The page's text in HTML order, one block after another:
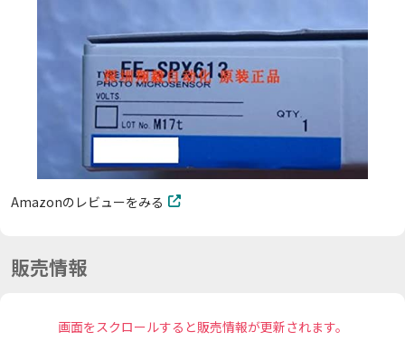
Amazonのレビューをみる
販売情報
画面をスクロールすると販売情報が更新されます。